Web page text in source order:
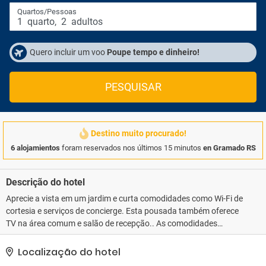
Quartos/Pessoas
1 quarto, 2 adultos
Quero incluir um voo Poupe tempo e dinheiro!
PESQUISAR
Destino muito procurado!
6 alojamientos foram reservados nos últimos 15 minutos en Gramado RS
Descrição do hotel
Aprecie a vista em um jardim e curta comodidades como Wi-Fi de
cortesia e serviços de concierge. Esta pousada também oferece
TV na área comum e salão de recepção.. As comodidades
presentes incluem jornais de cortesia no saguão, balcão de
recepção 24 horas e armazenamento para bagagem.
Estacionamento grátis sem manobrista está disponível no local..
Localização do hotel